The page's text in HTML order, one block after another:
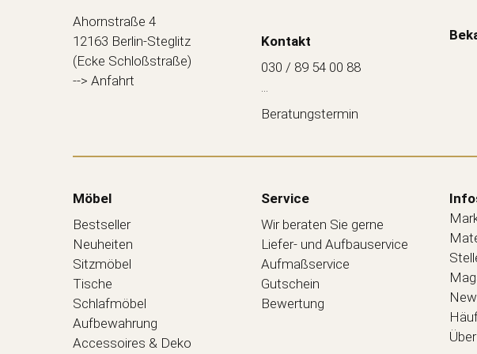
Ahornstraße 4
12163 Berlin-Steglitz
(Ecke Schloßstraße)
--> Anfahrt
Kontakt
030 / 89 54 00 88
...
Beratungstermin
Möbel
Bestseller
Neuheiten
Sitzmöbel
Tische
Schlafmöbel
Aufbewahrung
Accessoires & Deko
Service
Wir beraten Sie gerne
Liefer- und Aufbauservice
Aufmaßservice
Gutschein
Bewertung